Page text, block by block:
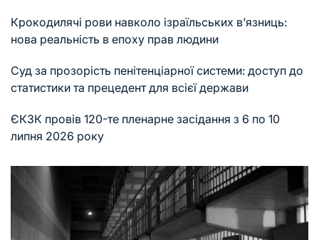
Крокодилячі рови навколо ізраїльських в’язниць:
нова реальність в епоху прав людини
Суд за прозорість пенітенціарної системи: доступ до
статистики та прецедент для всієї держави
ЄКЗК провів 120-те пленарне засідання з 6 по 10
липня 2026 року